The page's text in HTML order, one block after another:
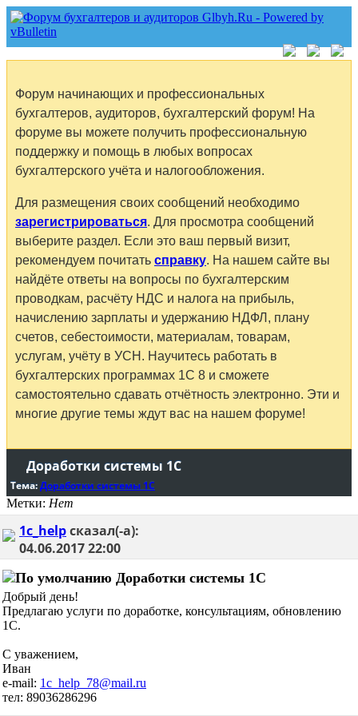
Форум начинающих и профессиональных
бухгалтеров, аудиторов, бухгалтерский форум! На
форуме вы можете получить профессиональную
поддержку и помощь в любых вопросах
бухгалтерского учёта и налогообложения.
Для размещения своих сообщений необходимо
зарегистрироваться. Для просмотра сообщений
выберите раздел. Если это ваш первый визит,
рекомендуем почитать справку. На нашем сайте вы
найдёте ответы на вопросы по бухгалтерским
проводкам, расчёту НДС и налога на прибыль,
начислению зарплаты и удержанию НДФЛ, плану
счетов, себестоимости, материалам, товарам,
услугам, учёту в УСН. Научитесь работать в
бухгалтерских программах 1С 8 и сможете
самостоятельно сдавать отчётность электронно. Эти и
многие другие темы ждут вас на нашем форуме!
Доработки системы 1С
Тема:Доработки системы 1С
Метки: Нет
1c_helpсказал(-а):
04.06.201722:00
Доработки системы 1С
Добрый день!
Предлагаю услуги по доработке, консультациям, обновлению
1С.
С уважением,
Иван
e-mail: 1c_help_78@mail.ru
тел: 89036286296